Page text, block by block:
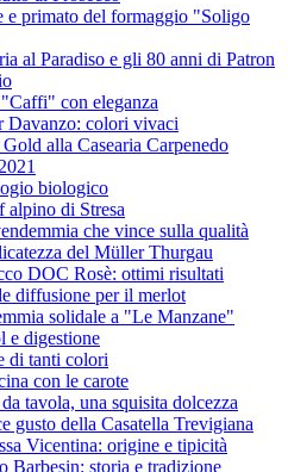
e primato del formaggio "Soligo
al Paradiso e gli 80 anni di Patron
con eleganza
Davanzo: colori vivaci
Gold alla Casearia Carpenedo
biologico
alpino di Stresa
che vince sulla qualità
del Müller Thurgau
DOC Rosè: ottimi risultati
diffusione per il merlot
solidale a "Le Manzane"
e digestione
di tanti colori
con le carote
tavola, una squisita dolcezza
gusto della Casatella Trevigiana
Vicentina: origine e tipicità
Barbesin: storia e tradizione